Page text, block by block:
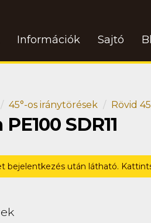
Információk Sajtó
45°-os iránytörések Rövid
SDR11
bejelentkezés után látható.